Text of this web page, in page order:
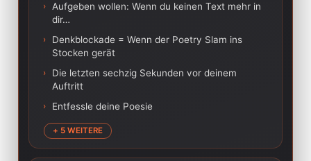
›
Aufgeben wollen: Wenn du keinen Text mehr in
dir…
›
Denkblockade = Wenn der Poetry Slam ins
Stocken gerät
›
Die letzten sechzig Sekunden vor deinem
Auftritt
› Entfessle deine Poesie
+ 5 WEITERE